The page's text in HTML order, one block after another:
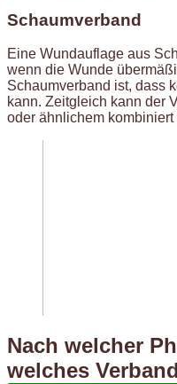
Schaumverband
Eine Wundauflage aus
wenn die Wunde
Schaumverband ist, dass
kann. Zeitgleich kann der
oder ähnlichem kombiniert
Nach welcher
welches